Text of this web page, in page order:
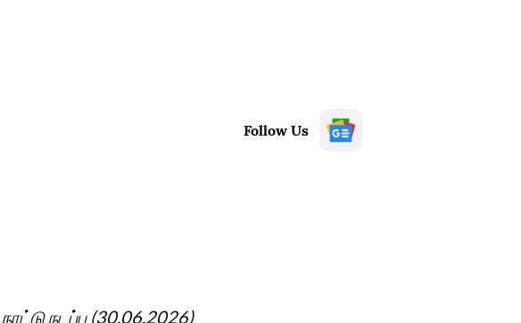
Follow Us
நடப்பு (30.06.2026)